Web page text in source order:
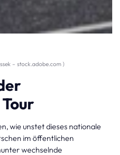
– stock.adobe.com )
wie unstet dieses nationale
im öffentlichen
wechselnde